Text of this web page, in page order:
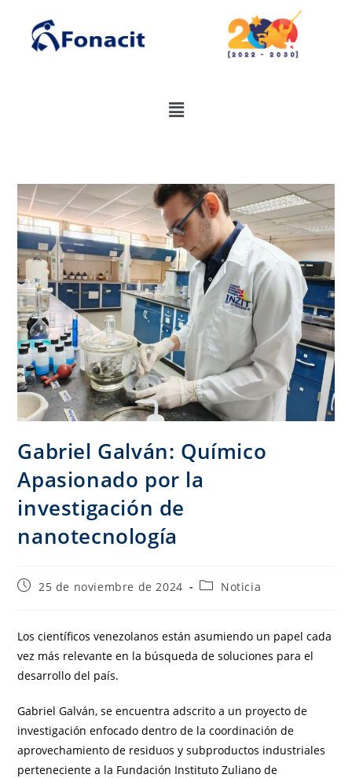
Gabriel Galván: Químico
Apasionado por la
investigación de
nanotecnología
25 de noviembre de 2024 Noticia
Los científicos venezolanos están asumiendo un papel cada
vez más relevante en la búsqueda de soluciones para el
desarrollo del país.
Gabriel Galván, se encuentra adscrito a un proyecto de
investigación enfocado dentro de la coordinación de
aprovechamiento de residuos y subproductos industriales
perteneciente a la Fundación Instituto Zuliano de